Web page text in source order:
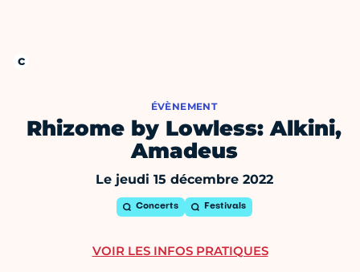
ÉVÈNEMENT
Rhizome by Lowless: Alkini,
Amadeus
Le jeudi 15 décembre 2022
Concerts Festivals
VOIR LES INFOS PRATIQUES